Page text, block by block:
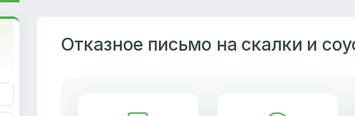
Отказное письмо на скалки и